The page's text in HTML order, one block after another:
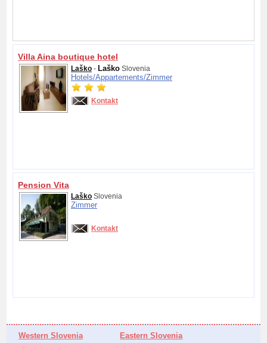
Villa Aina boutique hotel
Laško - Laško Slovenia
Hotels/Appartements/Zimmer
Kontakt
Pension Vita
Laško Slovenia
Zimmer
Kontakt
Western Slovenia Eastern Slovenia